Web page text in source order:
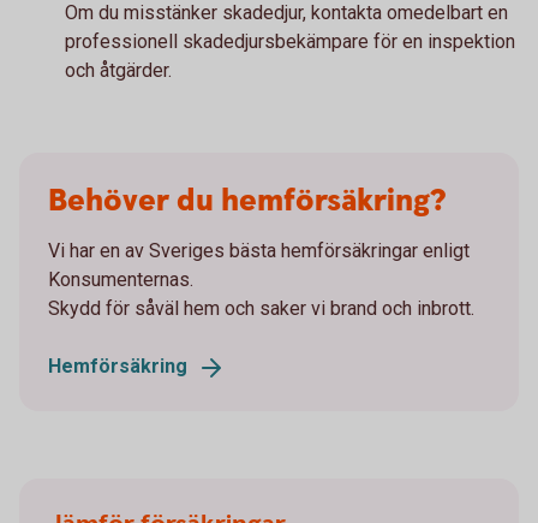
Om du misstänker skadedjur, kontakta omedelbart en
professionell skadedjursbekämpare för en inspektion
och åtgärder.
Behöver du hemförsäkring?
Vi har en av Sveriges bästa hemförsäkringar enligt
Konsumenternas.
Skydd för såväl hem och saker vi brand och inbrott.
Hemförsäkring